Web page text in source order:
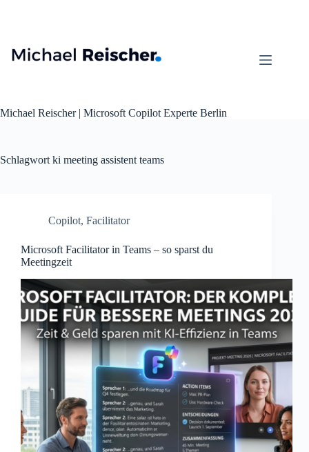
Michael Reischer | Microsoft Copilot Experte Berlin
Schlagwort ki meeting assistent teams
Copilot, Facilitator
Microsoft Facilitator in Teams – so sparst du
Meetingzeit